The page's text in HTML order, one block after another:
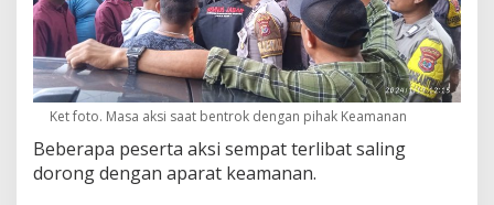
Ket foto. Masa aksi saat bentrok dengan pihak Keamanan
Beberapa peserta aksi sempat terlibat saling
dorong dengan aparat keamanan.